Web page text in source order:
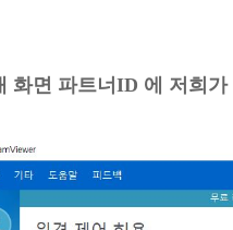
화면 파트너ID 에 저희